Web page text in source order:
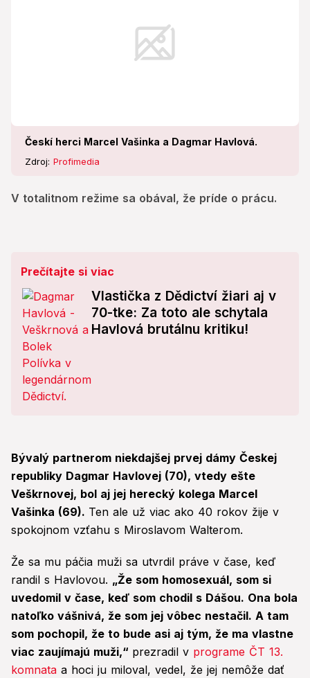
Českí herci Marcel Vašinka a Dagmar Havlová.
Zdroj: Profimedia
V totalitnom režime sa obával, že príde o prácu.
Prečítajte si viac
Vlastička z Dědictví žiari aj v
70-tke: Za toto ale schytala
Havlová brutálnu kritiku!
Bývalý partnerom niekdajšej prvej dámy Českej
republiky Dagmar Havlovej (70), vtedy ešte
Veškrnovej, bol aj jej herecký kolega Marcel
Vašinka (69). Ten ale už viac ako 40 rokov žije v
spokojnom vzťahu s Miroslavom Walterom.
Že sa mu páčia muži sa utvrdil práve v čase, keď
randil s Havlovou. „Že som homosexuál, som si
uvedomil v čase, keď som chodil s Dášou. Ona bola
natoľko vášnivá, že som jej vôbec nestačil. A tam
som pochopil, že to bude asi aj tým, že ma vlastne
viac zaujímajú muži,“ prezradil v programe ČT 13.
komnata a hoci ju miloval, vedel, že jej nemôže dať